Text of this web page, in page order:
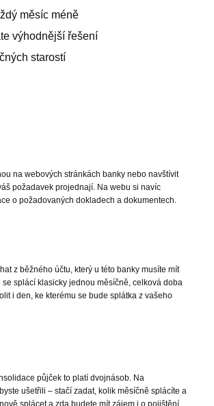
měsíc méně
výhodnější řešení
starostí
na webových stránkách banky nebo navštívit
požadavek projednají. Na webu si navíc
o požadovaných dokladech a dokumentech.
z běžného účtu, který u této banky musíte mít
splácí klasicky jednou měsíčně, celková doba
i den, ke kterému se bude splátka z vašeho
půjček to platí dvojnásob. Na
ušetřili – stačí zadat, kolik měsíčně splácíte a
splácet a zda budete mít zájem i o pojištění.